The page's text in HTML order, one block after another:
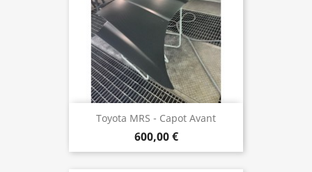
Toyota MRS - Capot Avant
600,00 €